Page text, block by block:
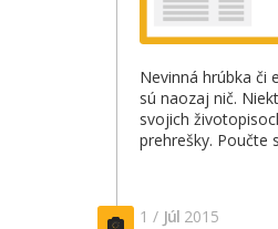
Nevinná hrúbka či
sú naozaj nič.
svojich
prehrešky. Poučte
1 / Júl 2015